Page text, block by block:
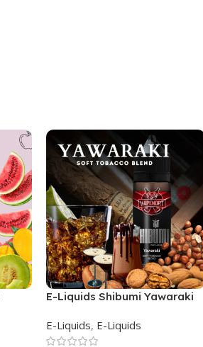
E-Liquids Shibumi Yawaraki
E-Liquids, E-Liquids